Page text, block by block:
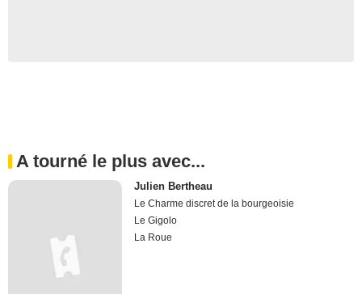
A tourné le plus avec...
Julien Bertheau
Le Charme discret de la bourgeoisie
Le Gigolo
La Roue